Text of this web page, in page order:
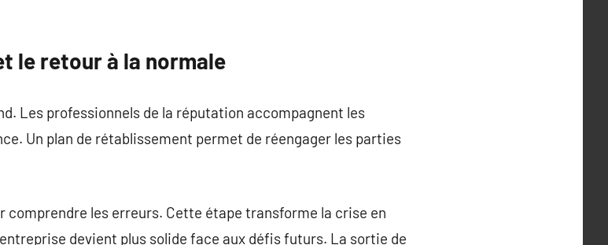
le retour à la normale
Les professionnels de la réputation accompagnent les
Un plan de rétablissement permet de réengager les parties
comprendre les erreurs. Cette étape transforme la crise en
devient plus solide face aux défis futurs. La sortie de